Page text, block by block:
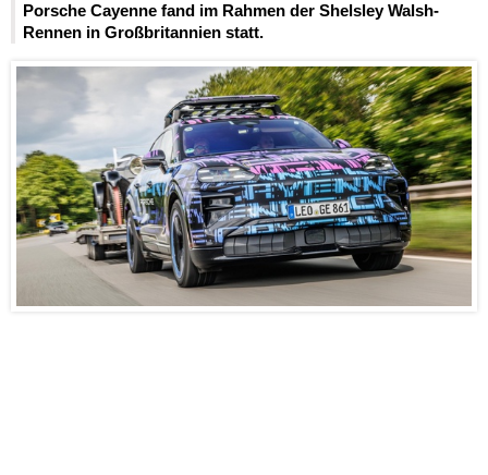
Porsche Cayenne fand im Rahmen der Shelsley Walsh-
Rennen in Großbritannien statt.